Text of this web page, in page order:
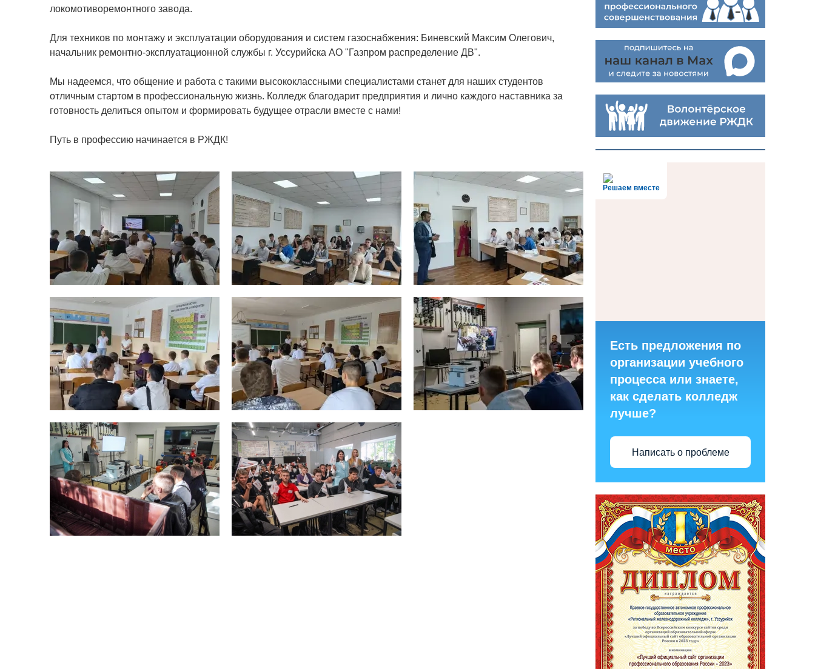
локомотиворемонтного завода.
Для техников по монтажу и эксплуатации оборудования и систем газоснабжения: Биневский Максим Олегович,
начальник ремонтно-эксплуатационной службы г. Уссурийска АО "Газпром распределение ДВ".
Мы надеемся, что общение и работа с такими высококлассными специалистами станет для наших студентов
отличным стартом в профессиональную жизнь. Колледж благодарит предприятия и лично каждого наставника за
готовность делиться опытом и формировать будущее отрасли вместе с нами!
Путь в профессию начинается в РЖДК!
Решаем вместе
Есть предложения по
организации учебного
процесса или знаете,
как сделать колледж
лучше?
Написать о проблеме